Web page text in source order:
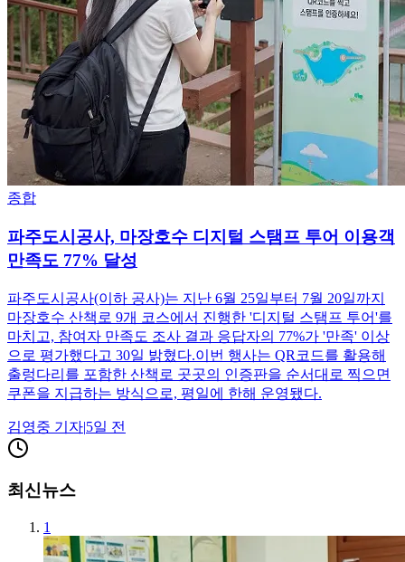
종합
파주도시공사, 마장호수 디지털 스탬프 투어 이용객
만족도 77% 달성
파주도시공사(이하 공사)는 지난 6월 25일부터 7월 20일까지
마장호수 산책로 9개 코스에서 진행한 '디지털 스탬프 투어'를
마치고, 참여자 만족도 조사 결과 응답자의 77%가 '만족' 이상
으로 평가했다고 30일 밝혔다.이번 행사는 QR코드를 활용해
출렁다리를 포함한 산책로 곳곳의 인증판을 순서대로 찍으면
쿠폰을 지급하는 방식으로, 평일에 한해 운영됐다.
김영중 기자|5일 전
최신뉴스
1